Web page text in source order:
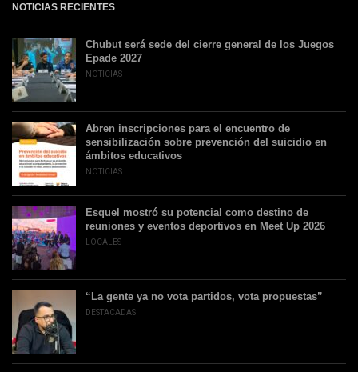
NOTICIAS RECIENTES
Chubut será sede del cierre general de los Juegos
Epade 2027
NOTICIAS
Abren inscripciones para el encuentro de
sensibilización sobre prevención del suicidio en
ámbitos educativos
NOTICIAS
Esquel mostró su potencial como destino de
reuniones y eventos deportivos en Meet Up 2026
LOCALES
“La gente ya no vota partidos, vota propuestas”
DESTACADAS